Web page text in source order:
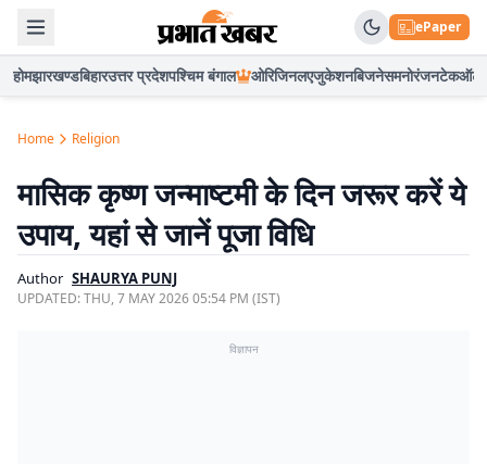
ePaper
होमझारखण्डबिहारउत्तर प्रदेशपश्चिम बंगाल ओरिजिनलएजुकेशनबिजनेसमनोरंजनटेकऑटो
Home Religion
मासिक कृष्ण जन्माष्टमी के दिन जरूर करें ये
उपाय, यहां से जानें पूजा विधि
Author SHAURYA PUNJ
UPDATED:THU, 7 MAY 2026 05:54 PM (IST)
विज्ञापन